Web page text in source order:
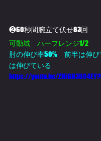
❷60秒間腕立て伏せ83回
可動域　ハーフレンジ1/2
肘の伸び率50%　前半は伸
は伸びている
https://youtu.be/